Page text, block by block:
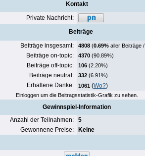
Kontakt
Private Nachricht:
Beiträge
Beiträge insgesamt:
4808 (0.69% aller Beiträge /
Beiträge on-topic: 4370 (90.89%)
Beiträge off-topic: 106 (2.20%)
Beiträge neutral: 332 (6.91%)
Erhaltene Danke: 1061 (Wo?)
Einloggen um die Beitragsstatistik-Grafik zu sehen.
Gewinnspiel-Information
Anzahl der Teilnahmen:
5
Gewonnene Preise:
Keine